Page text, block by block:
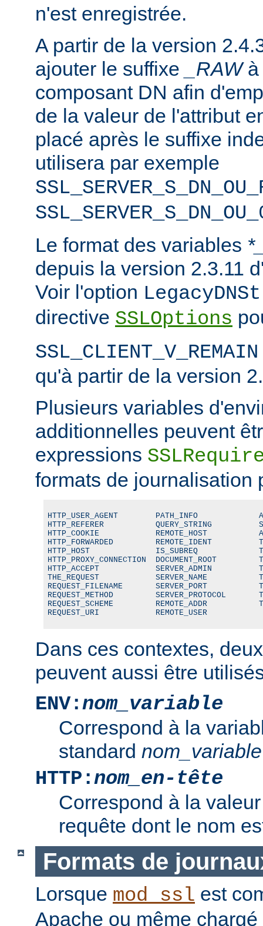
n'est enregistrée.
A partir de la version
ajouter le suffixe
_RAW
composant DN afin
de la valeur de l'attribut
placé après le suffixe
utilisera par exemple
Le format des variables
depuis la version 2.3.11
Voir l'option
directive SSLOptions
SSL_CLIENT_V_REMAIN
qu'à partir de la version
Plusieurs variables
additionnelles peuvent
expressions
formats de journalisation
HTTP_USER_AGENT        PATH_INFO
HTTP_REFERER           QUERY_STRING
HTTP_COOKIE            REMOTE_HOST
HTTP_FORWARDED         REMOTE_IDENT
HTTP_HOST              IS_SUBREQ
HTTP_PROXY_CONNECTION  DOCUMENT_ROOT
HTTP_ACCEPT            SERVER_ADMIN
THE_REQUEST            SERVER_NAME
REQUEST_FILENAME       SERVER_PORT
REQUEST_METHOD         SERVER_PROTOCOL
REQUEST_SCHEME         REMOTE_ADDR
REQUEST_URI            REMOTE_USER
Dans ces contextes,
peuvent aussi être
ENV:nom_variable
Correspond à la
standard nom_variable
HTTP:nom_en-tête
Correspond à la
requête dont le nom
Formats de
Lorsque mod_ssl est
Apache ou même